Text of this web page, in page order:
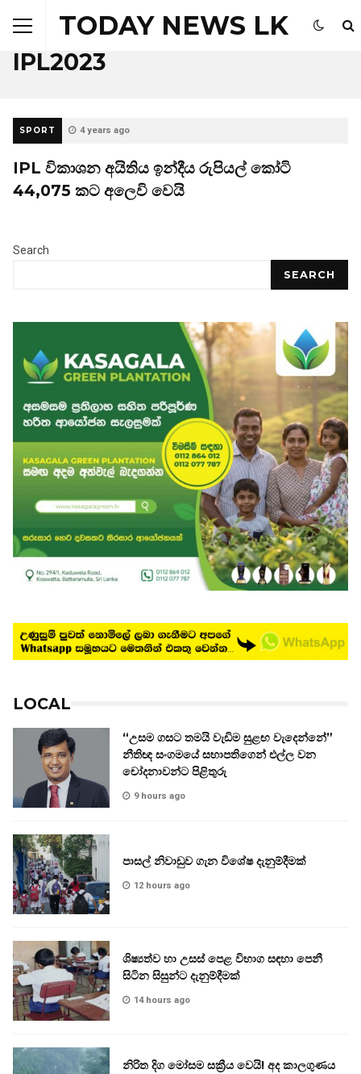
TODAY NEWS LK
Browsing Tag
IPL2023
SPORT 4 years ago
IPL විකාශන අයිතිය ඉන්දීය රුපියල් කෝටි
44,075 කට අලෙවි වෙයි
Search
SEARCH
LOCAL
“උසම ගසට තමයි වැඩිම සුළඟ වැදෙන්නේ”
නීතිඥ සංගමයේ සභාපතිගෙන් එල්ල වන
චෝදනාවන්ට පිළිතුරු
9 hours ago
පාසල් නිවාඩුව ගැන විශේෂ දැනුම්දීමක්
12 hours ago
ශිෂ්‍යත්ව හා උසස් පෙළ විභාග සඳහා පෙනී
සිටින සිසුන්ට දැනුම්දීමක්
14 hours ago
නිරිත දිග මෝසම සක්‍රීය වෙයි! අද කාලගුණය